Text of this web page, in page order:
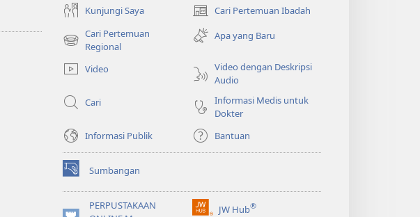
Kunjungi Saya Cari Pertemuan Ibadah
(terbuka
di
window
Cari Pertemuan
Regional
(terbuka
window
Apa yang Baru
Video
Video dengan Deskripsi
Audio
Cari
Informasi Medis untuk
Dokter
Informasi Publik
Bantuan
Sumbangan
(terbuka
di
windowPERPUSTAKAAN
JW Hub®